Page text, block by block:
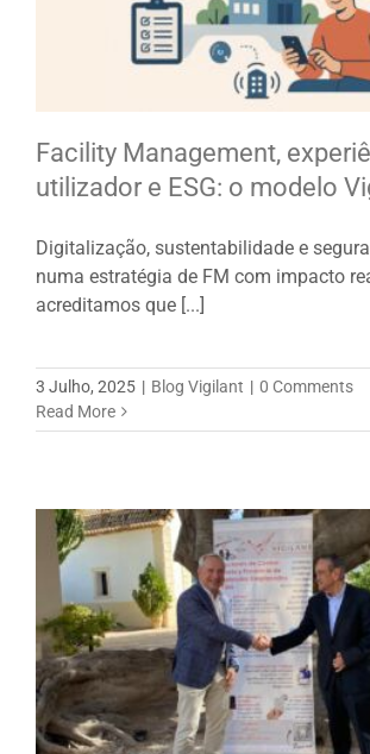
Facility Management,
utilizador e ESG: o modelo
Digitalização, sustentabilidade e
numa estratégia de FM com impacto
acreditamos que [...]
3 Julho, 2025 | Blog Vigilant | 0 Comments
Read More